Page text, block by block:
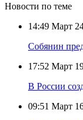
Новости по теме
14:49 Март
Собянин
17:52 Март
В России
09:51 Март